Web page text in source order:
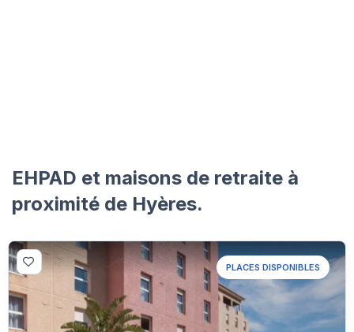
EHPAD et maisons de retraite à
proximité de Hyères.
PLACES DISPONIBLES